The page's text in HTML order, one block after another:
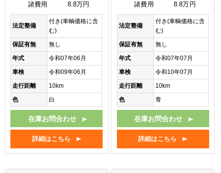
諸費用 8.8万円
法定整備
付き(車輌価格に含
む)
保証有無
無し
年式
令和07年06月
車検
令和09年06月
走行距離
10km
色
白
在庫お問合わせ
詳細はこちら
諸費用 8.8万円
法定整備
付き(車輌価格に含
む)
保証有無
無し
年式
令和07年07月
車検
令和10年07月
走行距離
10km
色
青
在庫お問合わせ
詳細はこちら